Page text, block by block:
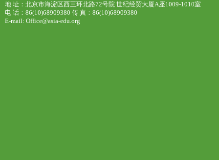
地 址：北京市海淀区西三环北路72号院 世纪经贸大厦A座1009-1010室
电 话：86(10)68909380 传 真：86(10)68909380
E-mail: Office@asia-edu.org